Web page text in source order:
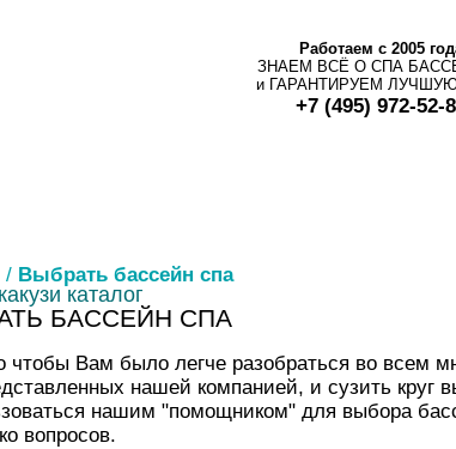
/ Выбрать бассейн спа
БАССЕЙН СПА
чтобы Вам было легче разобраться во всем
нашей компанией, и сузить круг
нашим "помощником" для выбора
вопросов.
Работаем с 2005
ЗНАЕМ ВСЁ О СПА
и ГАРАНТИРУЕМ
+7 (495) 972-52-